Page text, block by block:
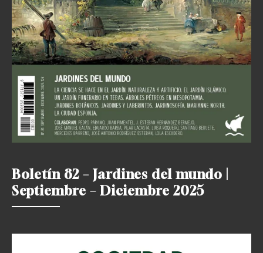
Boletín 82 – Jardines del mundo |
Septiembre – Diciembre 2025